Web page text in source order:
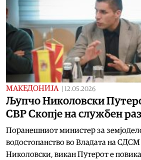
МАКЕДОНИЈА 12.05.2026
Љупчо Николовски
СВР Скопје на службен
Поранешниот министер за
водостопанство во Владата на
Николовски, викан Путерот е